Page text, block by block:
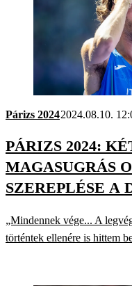
Párizs 20242024.08.10.
PÁRIZS 2024:
MAGASUGRÁS
SZEREPLÉSE A
„Mindennek vége... A
történtek ellenére is hittem